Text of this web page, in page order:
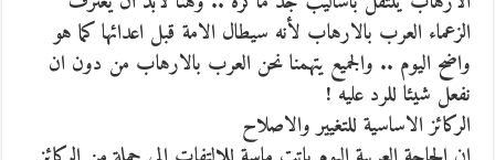
الزعماء العرب بالارهاب لأنه سيطال الامة قبل اعدائها كما هو
واضح اليوم .. والجميع يتهمنا نحن العرب بالارهاب من دون ان
نفعل شيئا للرد عليه !
الركائز الاساسية للتغيير والاصلاح